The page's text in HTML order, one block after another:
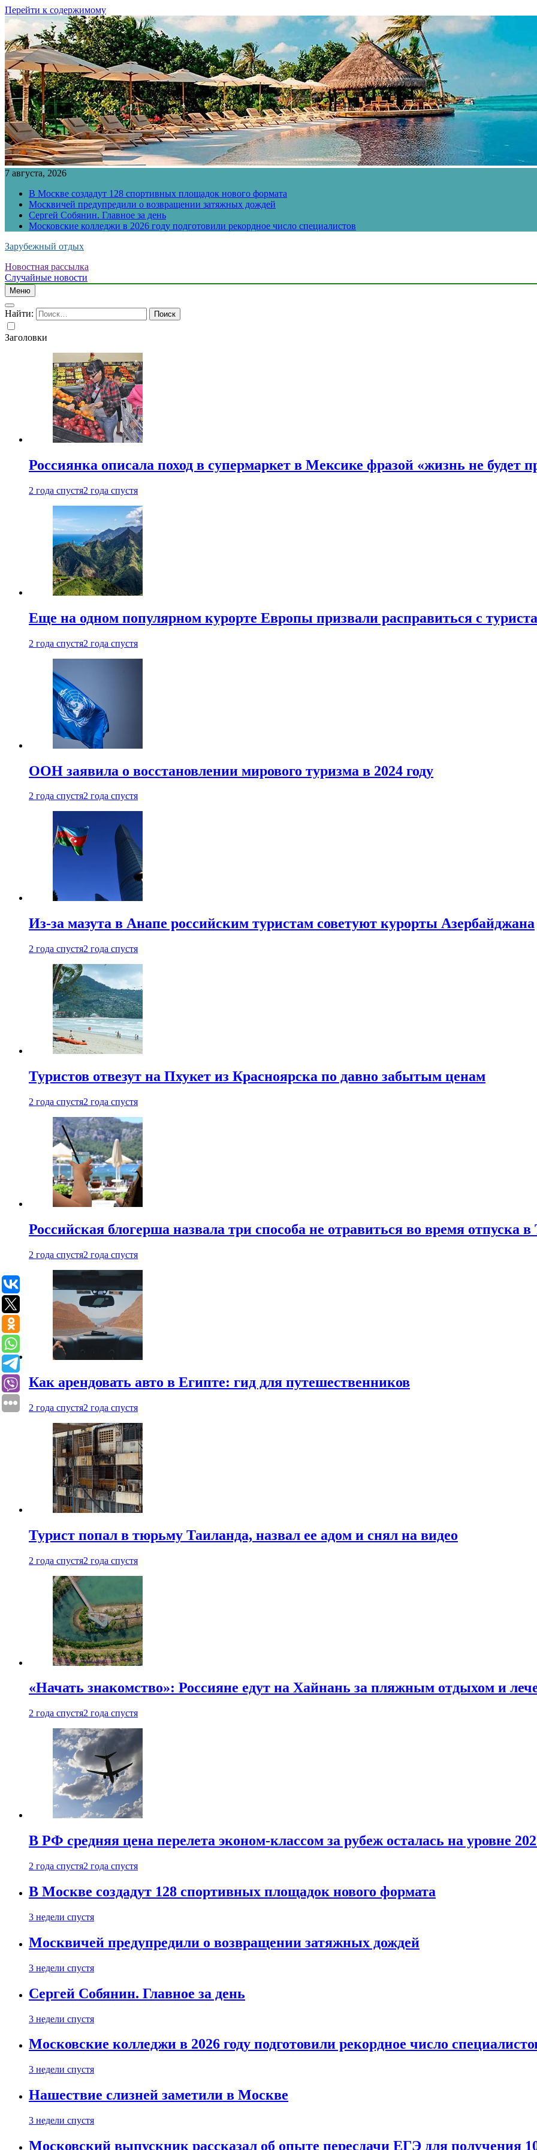
Перейти к содержимому
7 августа, 2026
В Москве создадут 128 спортивных площадок нового формата
Москвичей предупредили о возвращении затяжных дождей
Сергей Собянин. Главное за день
Московские колледжи в 2026 году подготовили рекордное число специалистов
Зарубежный отдых
Новостная рассылка
Случайные новости
Меню
Найти:
Заголовки
Россиянка описала поход в супермаркет в Мексике фразой «жизнь не будет
2 года спустя2 года спустя
Еще на одном популярном курорте Европы призвали расправиться с
2 года спустя2 года спустя
ООН заявила о восстановлении мирового туризма в 2024 году
2 года спустя2 года спустя
Из-за мазута в Анапе российским туристам советуют курорты Азербайджана
2 года спустя2 года спустя
Туристов отвезут на Пхукет из Красноярска по давно забытым ценам
2 года спустя2 года спустя
Российская блогерша назвала три способа не отравиться во время отпуска в
2 года спустя2 года спустя
Как арендовать авто в Египте: гид для путешественников
2 года спустя2 года спустя
Турист попал в тюрьму Таиланда, назвал ее адом и снял на видео
2 года спустя2 года спустя
«Начать знакомство»: Россияне едут на Хайнань за пляжным отдыхом и
2 года спустя2 года спустя
В РФ средняя цена перелета эконом-классом за рубеж осталась на уровне
2 года спустя2 года спустя
В Москве создадут 128 спортивных площадок нового формата
3 недели спустя
Москвичей предупредили о возвращении затяжных дождей
3 недели спустя
Сергей Собянин. Главное за день
3 недели спустя
Московские колледжи в 2026 году подготовили рекордное число
3 недели спустя
Нашествие слизней заметили в Москве
3 недели спустя
Московский выпускник рассказал об опыте пересдачи ЕГЭ для получения